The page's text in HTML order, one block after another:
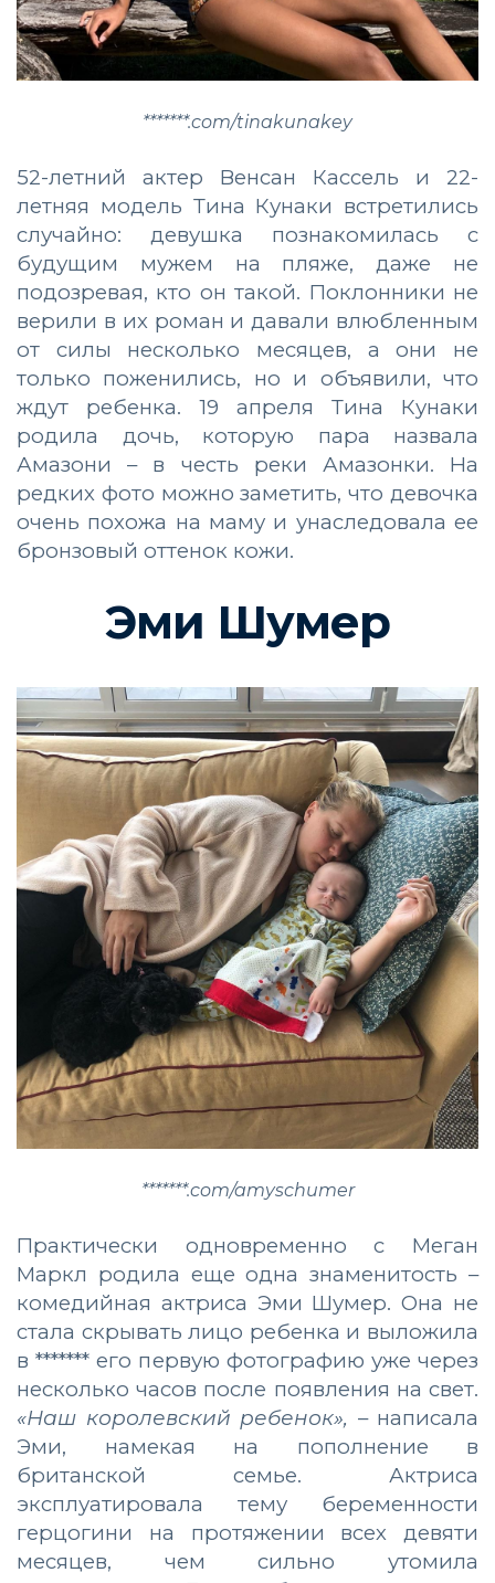
*******.com/tinakunakey
52-летний актер Венсан Кассель и 22-
летняя модель Тина Кунаки встретились
случайно: девушка познакомилась с
будущим мужем на пляже, даже не
подозревая, кто он такой. Поклонники не
верили в их роман и давали влюбленным
от силы несколько месяцев, а они не
только поженились, но и объявили, что
ждут ребенка. 19 апреля Тина Кунаки
родила дочь, которую пара назвала
Амазони – в честь реки Амазонки. На
редких фото можно заметить, что девочка
очень похожа на маму и унаследовала ее
бронзовый оттенок кожи.
Эми Шумер
*******.com/amyschumer
Практически одновременно с Меган
Маркл родила еще одна знаменитость –
комедийная актриса Эми Шумер. Она не
стала скрывать лицо ребенка и выложила
в ******* его первую фотографию уже через
несколько часов после появления на свет.
«Наш королевский ребенок», – написала
Эми, намекая на пополнение в
британской семье. Актриса
эксплуатировала тему беременности
герцогини на протяжении всех девяти
месяцев, чем сильно утомила